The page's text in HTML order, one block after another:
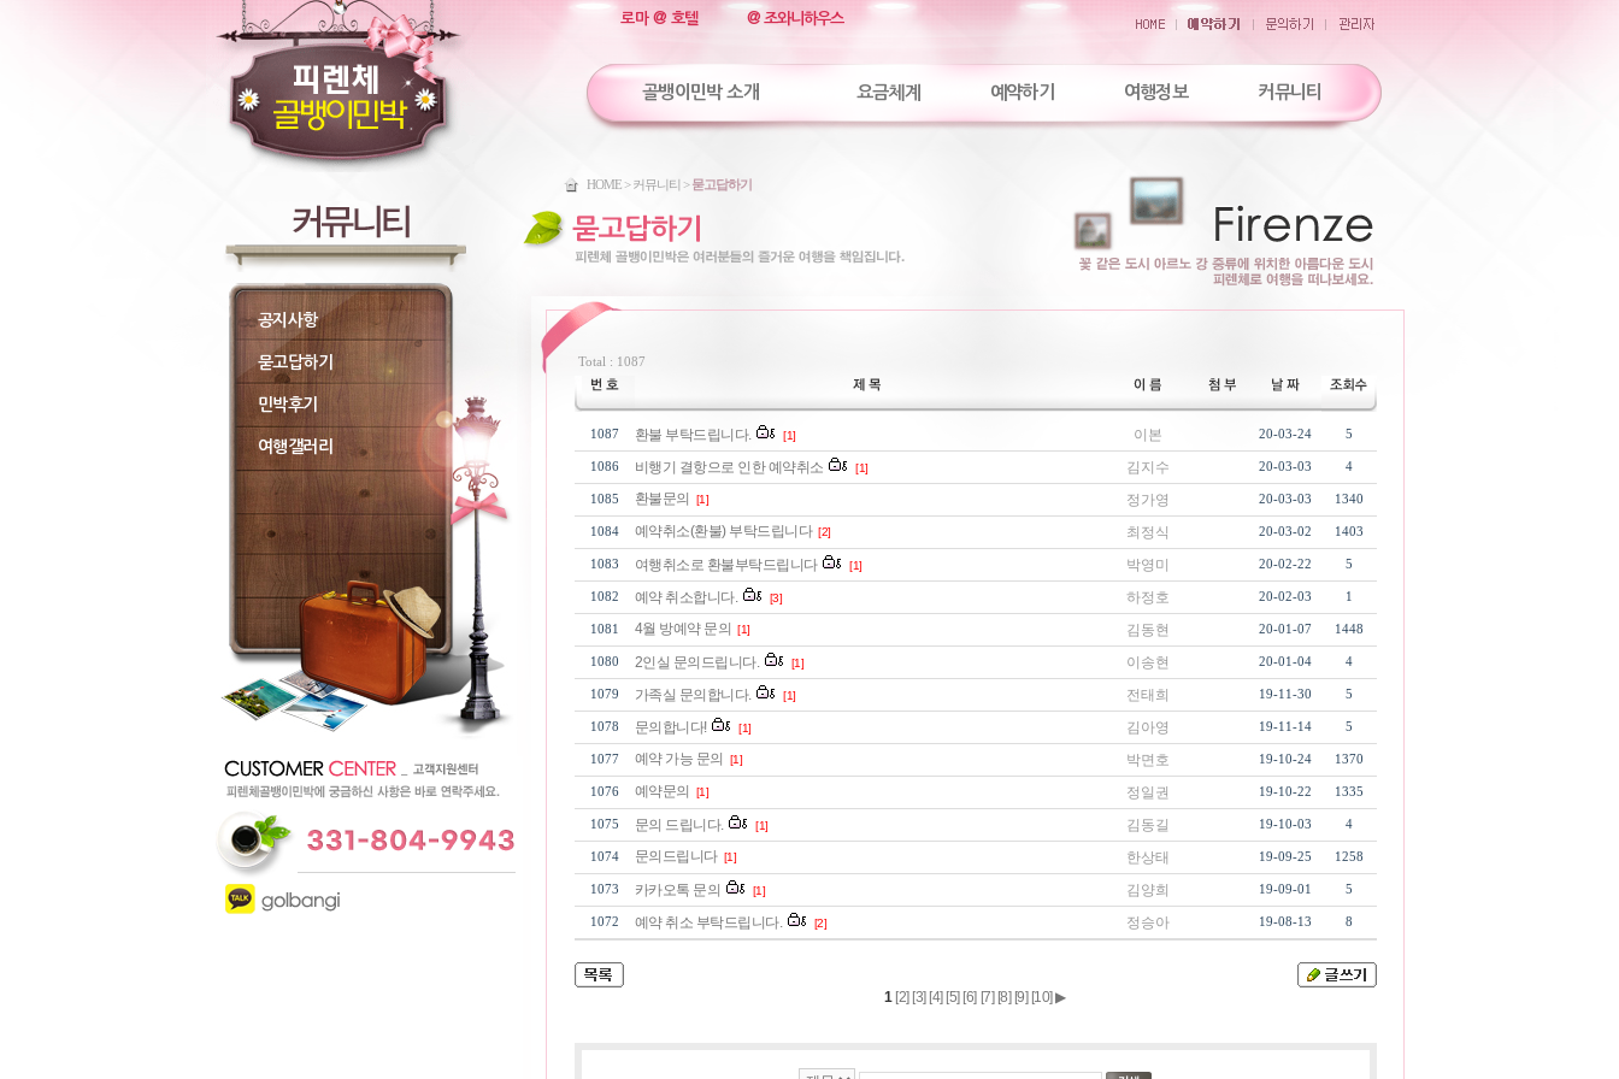
로마 @ 호텔 @ 조와니하우스
골뱅이민박 소개 요금체계 예약하기 여행정보 커뮤니티
공지사항
묻고답하기
민박후기
여행갤러리
HOME > 커뮤니티 >묻고답하기
Total : 1087
1087 환불 부탁드립니다. [1] 이본 20-03-24 5
1086 비행기 결항으로 인한 예약취소 [1] 김지수 20-03-03 4
1085 환불문의 [1] 정가영 20-03-03 1340
1084 예약취소(환불) 부탁드립니다 [2] 최정식 20-03-02 1403
1083 여행취소로 환불부탁드립니다 [1] 박영미 20-02-22 5
1082 예약 취소합니다. [3] 하정호 20-02-03 1
1081 4월 방예약 문의 [1] 김동현 20-01-07 1448
1080 2인실 문의드립니다. [1] 이송현 20-01-04 4
1079 가족실 문의합니다. [1] 전태희 19-11-30 5
1078 문의합니다! [1] 김아영 19-11-14 5
1077 예약 가능 문의 [1] 박면호 19-10-24 1370
1076 예약문의 [1] 정일권 19-10-22 1335
1075 문의 드립니다. [1] 김동길 19-10-03 4
1074 문의드립니다 [1] 한상태 19-09-25 1258
1073 카카오톡 문의 [1] 김양희 19-09-01 5
1072 예약 취소 부탁드립니다. [2] 정승아 19-08-13 8
1 [2] [3] [4] [5] [6] [7] [8] [9] [10]▶